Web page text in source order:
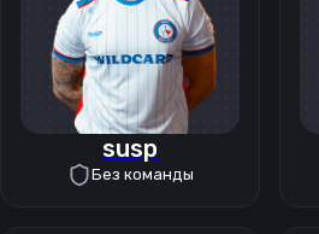
susp
Без команды